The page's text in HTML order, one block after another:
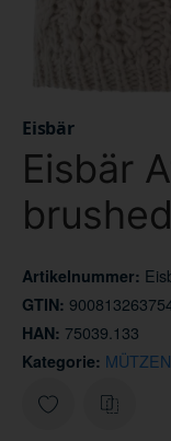
Eisbär
Eisbär
Artikelnummer:
GTIN:
HAN: 75039.133
Kategorie: